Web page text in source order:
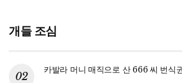
개들 조심
카발라 머니 매직으로 산 666 씨 번식